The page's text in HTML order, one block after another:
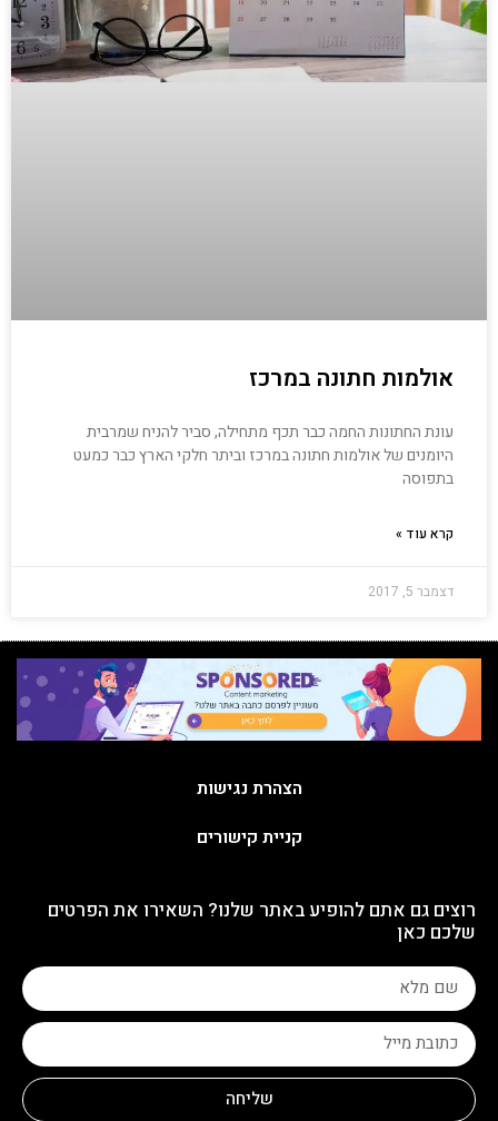
אולמות חתונה במרכז
עונת החתונות החמה כבר תכף מתחילה, סביר להניח שמרבית
היומנים של אולמות חתונה במרכז וביתר חלקי הארץ כבר כמעט
בתפוסה
קרא עוד »
דצמבר 5, 2017
הצהרת נגישות
קניית קישורים
רוצים גם אתם להופיע באתר שלנו? השאירו את הפרטים
שלכם כאן
שליחה